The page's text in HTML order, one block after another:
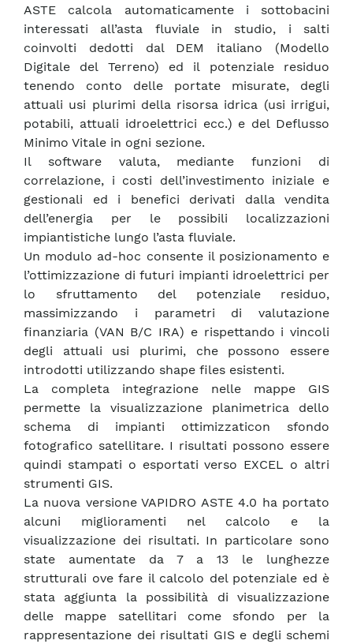
ASTE calcola automaticamente i sottobacini
interessati all’asta fluviale in studio, i salti
coinvolti dedotti dal DEM italiano (Modello
Digitale del Terreno) ed il potenziale residuo
tenendo conto delle portate misurate, degli
attuali usi plurimi della risorsa idrica (usi irrigui,
potabili, attuali idroelettrici ecc.) e del Deflusso
Minimo Vitale in ogni sezione.
Il software valuta, mediante funzioni di
correlazione, i costi dell’investimento iniziale e
gestionali ed i benefici derivati dalla vendita
dell’energia per le possibili localizzazioni
impiantistiche lungo l’asta fluviale.
Un modulo ad-hoc consente il posizionamento e
l’ottimizzazione di futuri impianti idroelettrici per
lo sfruttamento del potenziale residuo,
massimizzando i parametri di valutazione
finanziaria (VAN B/C IRA) e rispettando i vincoli
degli attuali usi plurimi, che possono essere
introdotti utilizzando shape files esistenti.
La completa integrazione nelle mappe GIS
permette la visualizzazione planimetrica dello
schema di impianti ottimizzaticon sfondo
fotografico satellitare. I risultati possono essere
quindi stampati o esportati verso EXCEL o altri
strumenti GIS.
La nuova versione VAPIDRO ASTE 4.0 ha portato
alcuni miglioramenti nel calcolo e la
visualizzazione dei risultati. In particolare sono
state aumentate da 7 a 13 le lunghezze
strutturali ove fare il calcolo del potenziale ed è
stata aggiunta la possibilità di visualizzazione
delle mappe satellitari come sfondo per la
rappresentazione dei risultati GIS e degli schemi